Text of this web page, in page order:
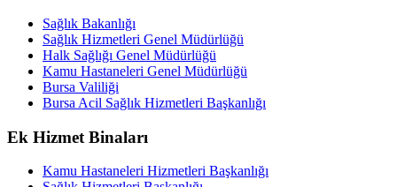
Sağlık Bakanlığı
Sağlık Hizmetleri Genel Müdürlüğü
Halk Sağlığı Genel Müdürlüğü
Kamu Hastaneleri Genel Müdürlüğü
Bursa Valiliği
Bursa Acil Sağlık Hizmetleri Başkanlığı
Ek Hizmet Binaları
Kamu Hastaneleri Hizmetleri Başkanlığı